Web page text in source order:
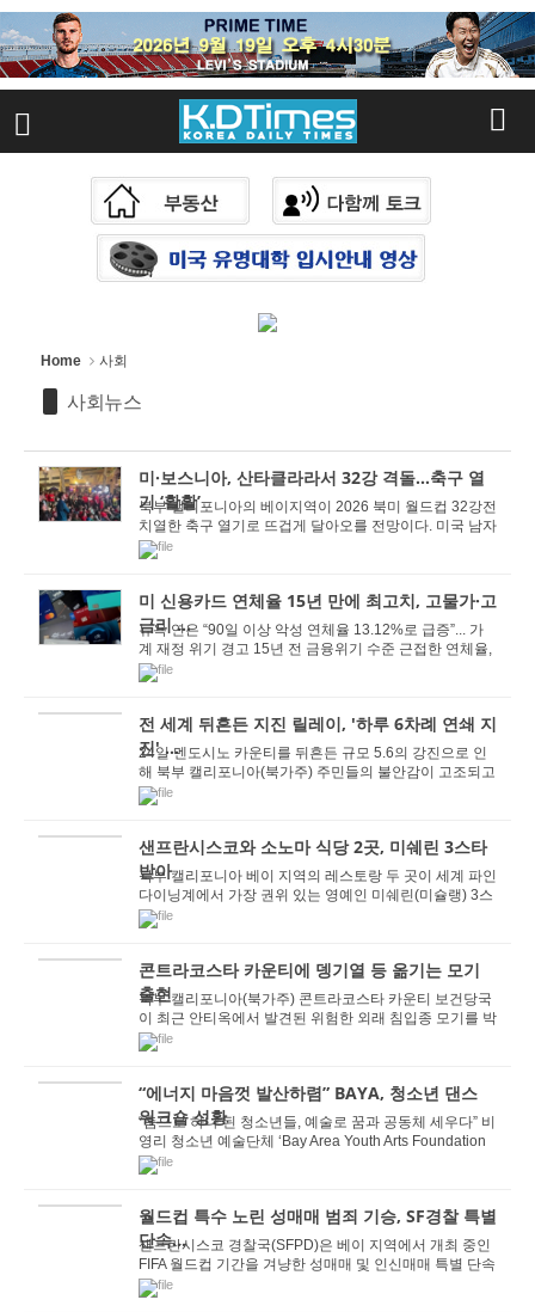
Home 사회
사회뉴스
미·보스니아, 산타클라라서 32강 격돌…축구 열
기 ‘활활’
북부 캘리포니아의 베이지역이 2026 북미 월드컵 32강전
치열한 축구 열기로 뜨겁게 달아오를 전망이다. 미국 남자
축구 국가대표팀(USMNT)과 보스니아 헤르체고...
미 신용카드 연체율 15년 만에 최고치, 고물가·고
금리 ...
뉴욕 연은 “90일 이상 악성 연체율 13.12%로 급증”... 가
계 재정 위기 경고 15년 전 금융위기 수준 근접한 연체율,
부채 규모 1년 새 700억 달러 불...
전 세계 뒤흔든 지진 릴레이, '하루 6차례 연쇄 지
진' ...
24일 멘도시노 카운티를 뒤흔든 규모 5.6의 강진으로 인
해 북부 캘리포니아(북가주) 주민들의 불안감이 고조되고
있다. 이번 지진은 불과 몇 시간 간격으로 전 세...
샌프란시스코와 소노마 식당 2곳, 미쉐린 3스타
받아
북부 캘리포니아 베이 지역의 레스토랑 두 곳이 세계 파인
다이닝계에서 가장 권위 있는 영예인 미쉐린(미슐랭) 3스
타를 획득했다. KRON4 뉴스는 25일 보도에 따...
콘트라코스타 카운티에 뎅기열 등 옮기는 모기
출현
북부 캘리포니아(북가주) 콘트라코스타 카운티 보건당국
이 최근 안티옥에서 발견된 위험한 외래 침입종 모기를 박
멸하기 위해 ‘박테리아에 감염된 모기 수...
“에너지 마음껏 발산하렴” BAYA, 청소년 댄스
워크숍 성황
“춤으로 하나 된 청소년들, 예술로 꿈과 공동체 세우다” 비
영리 청소년 예술단체 ‘Bay Area Youth Arts Foundation
(BAYA)’의 청소년 특...
월드컵 특수 노린 성매매 범죄 기승, SF경찰 특별
단속...
샌프란시스코 경찰국(SFPD)은 베이 지역에서 개최 중인
FIFA 월드컵 기간을 겨냥한 성매매 및 인신매매 특별 단속
을 벌여 미성년자 인신매매범을 비롯한 다수의 ...
스케치북5
스케치북5